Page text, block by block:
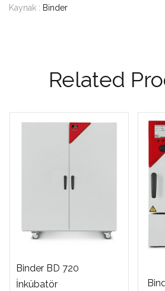
Kaynak : Binder
Related
Binder BD 720
İnkübatör